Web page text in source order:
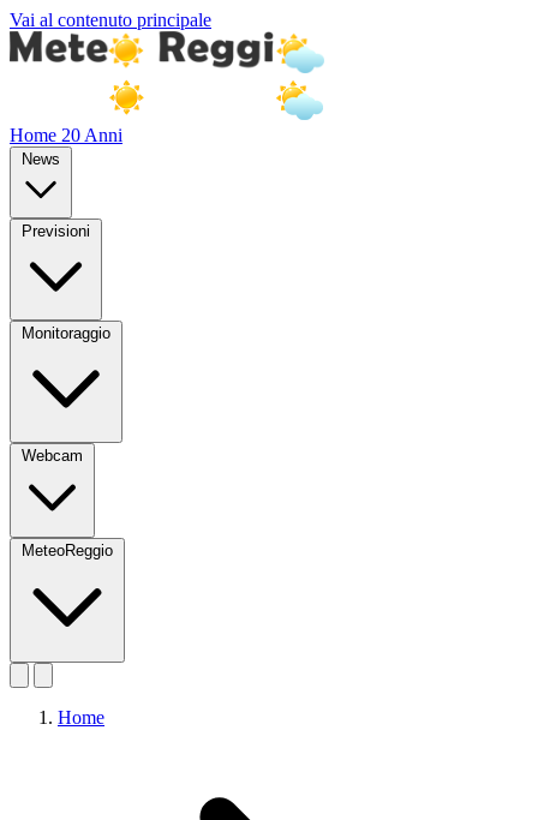
Vai al contenuto principale
Home 20 Anni
News
Previsioni
Monitoraggio
Webcam
MeteoReggio
Home